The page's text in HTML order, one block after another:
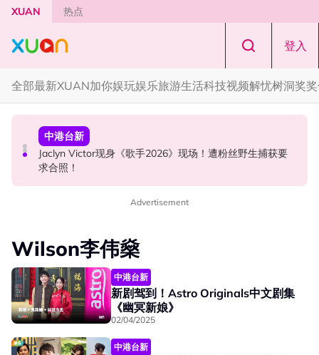
Skip to main content
XUAN 热点
登入
全部最新XUAN加你娱玩娱乐旅游生活科技视频解忧树洞奖
中港台新
中国《歌手2026》 “歌王之战” 成绩出炉！胡彦斌夺得歌王
宝座！
国际星闻
YG大楼遭女粉持高尔夫球杆猛砸！BLACKPINK 10周年最
新进展曝光！
中港台新
Jaclyn Victor现身《歌手2026》现场！遭粉丝野生捕获要
求合照！
Advertisement
Wilson李伟燊
中港台新
新剧驾到！Astro Originals中文剧集
《幽冥新娘》
02/04/2025
中港台新